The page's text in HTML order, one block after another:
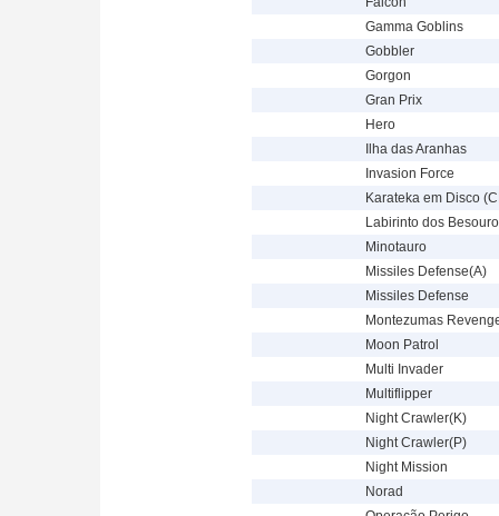
Gamma Goblins
Gobbler
Gorgon
Gran Prix
Hero
Ilha das Aranhas
Invasion Force
Karateka em Disco
Labirinto dos
Minotauro
Missiles Defense(A)
Missiles Defense
Montezumas
Moon Patrol
Multi Invader
Multiflipper
Night Crawler(K)
Night Crawler(P)
Night Mission
Norad